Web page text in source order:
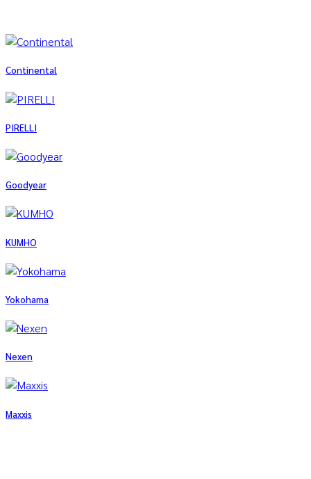
Continental
PIRELLI
Goodyear
KUMHO
Yokohama
Nexen
Maxxis